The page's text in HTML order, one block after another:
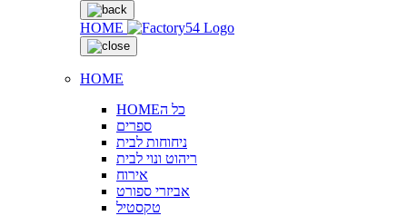
HOME
HOME
HOMEכל ה
ספרים
ניחוחות לבית
ריהוט ונוי לבית
אירוח
אביזרי ספורט
טקסטיל